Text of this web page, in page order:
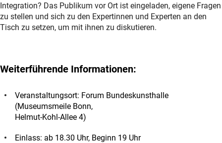
Integration? Das Publikum vor Ort ist eingeladen, eigene Fragen
zu stellen und sich zu den Expertinnen und Experten an den
Tisch zu setzen, um mit ihnen zu diskutieren.
Weiterführende Informationen:
Veranstaltungsort: Forum Bundeskunsthalle
(Museumsmeile Bonn,
Helmut-Kohl-Allee 4)
Einlass: ab 18.30 Uhr, Beginn 19 Uhr